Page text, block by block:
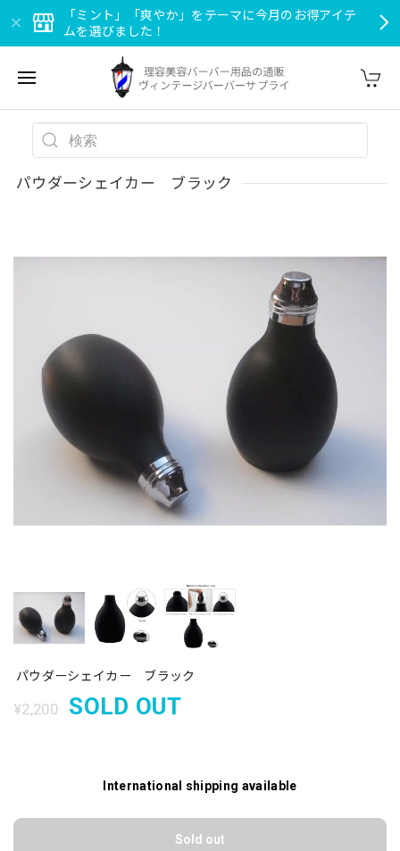
「ミント」「爽やか」をテーマに今月のお得アイテ
ムを選びました！
パウダーシェイカー ブラック
パウダーシェイカー ブラック
¥2,200 SOLD OUT
International shipping available
Sold out